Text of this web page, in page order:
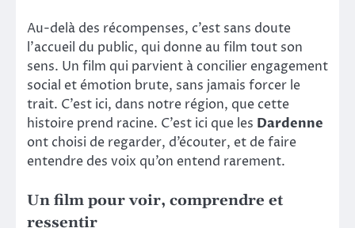
Au-delà des récompenses, c’est sans doute
l’accueil du public, qui donne au film tout son
sens. Un film qui parvient à concilier engagement
social et émotion brute, sans jamais forcer le
trait. C’est ici, dans notre région, que cette
histoire prend racine. C’est ici que les Dardenne
ont choisi de regarder, d’écouter, et de faire
entendre des voix qu’on entend rarement.
Un film pour voir, comprendre et
ressentir